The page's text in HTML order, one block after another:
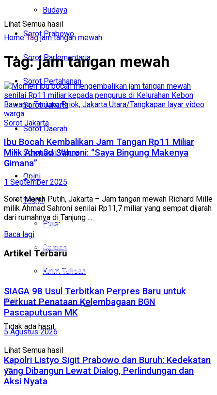
Budaya
Sorot Prabowo
Sorot Parlementaria
Sorot Pertahanan
Sorot Jakarta
Sorot Daerah
Sorot Dwi Warna
Opini
Sastra
Puisi
Cerpen
Kirim Tulisan
Tidak ada hasil
Lihat Semua hasil
Budaya
Sorot Parlementaria
Sorot Pertahanan
Sorot Jakarta
Sorot Daerah
Sorot Dwi Warna
Opini
Sastra
Puisi
Cerpen
Kirim Tulisan
Tidak ada hasil
Lihat Semua hasil
Home Tag jam tangan mewah
Tag:jam tangan mewah
Sorot Jakarta
Ibu Bocah Kembalikan Jam Tangan Rp11 Miliar
Milik Ahmad Sahroni: “Saya Bingung Makenya
Gimana”
1 September 2025
Sorot Merah Putih, Jakarta – Jam tangan mewah Richard Mille
milik Ahmad Sahroni senilai Rp11,7 miliar yang sempat dijarah
dari rumahnya di Tanjung ...
Baca lagi
Artikel Terbaru
SIAGA 98 Usul Terbitkan Perpres Baru untuk
Perkuat Penataan Kelembagaan BGN
Pascaputusan MK
5 Agustus 2026
Kapolri Listyo Sigit Prabowo dan Buruh: Kedekatan
yang Dibangun Lewat Dialog, Perlindungan dan
Aksi Nyata